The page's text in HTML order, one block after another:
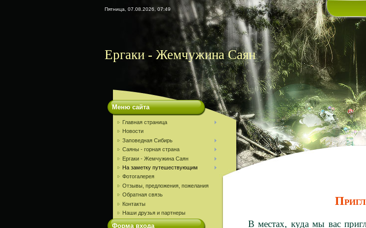
Пятница, 07.08.2026, 07:49
Ергаки - Жемчужина Саян
Меню сайта
Главная страница
Новости
Заповедная Сибирь
Саяны - горная страна
Ергаки - Жемчужина Саян
На заметку путешествующим
Фотогалерея
Отзывы, предложения, пожелания
Обратная связь
Контакты
Наши друзья и партнеры
Форма входа
В местах, куда мы вас